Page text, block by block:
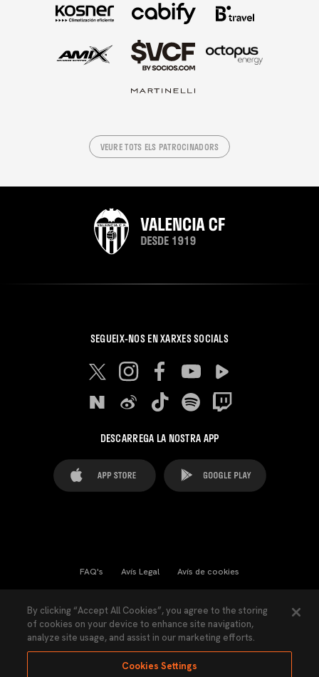
VEURE TOTS ELS PATROCINADORS
SEGUEIX-NOS EN XARXES SOCIALS
DESCARREGA LA NOSTRA APP
FAQ's Avís Legal Avís de cookies
Llei de Transparència Política de Privacitat
Accessibilitat
By clicking “Accept All Cookies”, you agree to the storing
of cookies on your device to enhance site navigation,
analyze site usage, and assist in our marketing efforts.
Cookies Settings